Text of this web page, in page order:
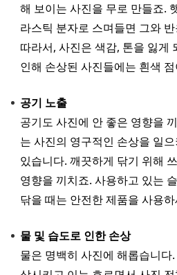
해 보이는 사진을 무로 만들죠.
라스틱 분자로 스며들면 그와
따라서, 사진은 색감, 톤을 잃게
인해 손상된 사진들에는 흰색
공기 노출
공기도 사진에 안 좋은 영향을
는 사진의 영구적인 손상을 일
있습니다. 깨끗하게 닦기 위해
영향을 끼치죠. 사용하고 있는
닦을 때는 안전한 제품을 사용
물 및 습도로 인한 손상
물은 명백히 사진에 해롭습니